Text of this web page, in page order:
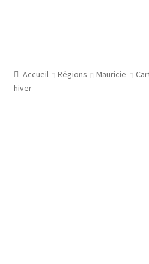
Jeux
Accueil Régions Mauricie
hiver